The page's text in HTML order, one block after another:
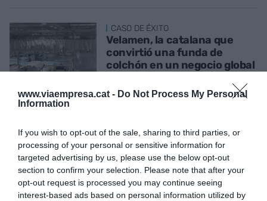
www.viaempresa.cat - Do Not Process My Personal
Information
If you wish to opt-out of the sale, sharing to third parties, or
processing of your personal or sensitive information for
targeted advertising by us, please use the below opt-out
section to confirm your selection. Please note that after your
opt-out request is processed you may continue seeing
interest-based ads based on personal information utilized by
CASO DE ÉXITO
Velamen, la catalana que
convirtió una funda de
colchón en un negocio global
CASO DE ÉXITO
Ratafia Bosch, 134 años
preservando el secreto de
uno de los grandes licores
catalanes